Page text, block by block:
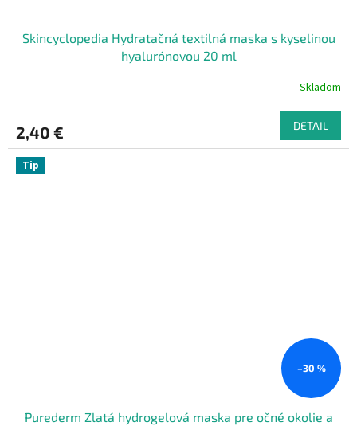
Skincyclopedia Hydratačná textilná maska s kyselinou
hyalurónovou 20 ml
Skladom
2,40 € DETAIL
Tip
–30 %
Purederm Zlatá hydrogelová maska pre očné okolie a